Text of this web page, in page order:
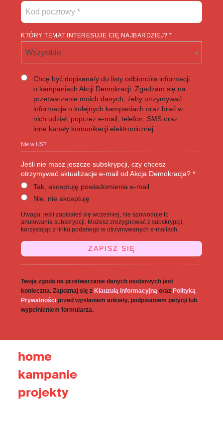
KTÓRY TEMAT INTERESUJE CIĘ NAJBARDZIEJ? *
Wszystkie
Chcę być dopisana/y do listy odbiorców informacji
o kampaniach Akcji Demokracji. Zgadzam się na
przetwarzanie moich danych, żeby otrzymywać
informacje o kolejnych kampaniach oraz brać w
nich udział, poprzez e-mail, telefon, SMS oraz
inne kanały komunikacji elektronicznej.
Nie wUS?
Jeśli nie masz jeszcze subskrypcji, czy chcesz
otrzymywać aktualizacje e-mail od Akcja Demokracja? *
Tak, akceptuję powiadomienia e-mail
Nie, nie akceptuję
Uwaga: jeśli zapisałeś się wcześniej, nie spowoduje to
anulowania subskrypcji. Możesz zrezygnować z subskrypcji,
korzystając z linku podanego w otrzymywanych e-mailach.
Twoja zgoda na przetwarzanie danych osobowych jest
konieczna. Zapoznaj się z Klauzulą informacyjną oraz Polityką
Prywatności przed wysłaniem ankiety, podpisaniem petycji lub
wypełnieniem formularza.
home
kampanie
projekty